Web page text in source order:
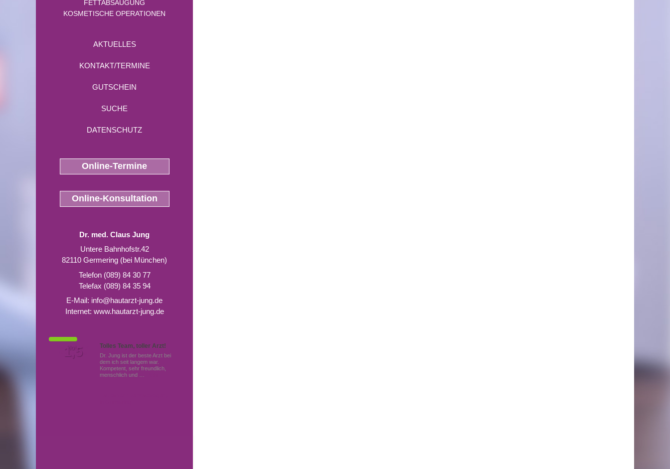
FETTABSAUGUNG
KOSMETISCHE OPERATIONEN
AKTUELLES
KONTAKT/TERMINE
GUTSCHEIN
SUCHE
DATENSCHUTZ
Online-Termine
Online-Konsultation
Dr. med. Claus Jung
Untere Bahnhofstr.42
82110 Germering (bei München)
Telefon (089) 84 30 77
Telefax (089) 84 35 94
E-Mail: info@hautarzt-jung.de
Internet: www.hautarzt-jung.de
Tolles Team, toller Arzt!
Dr. Jung ist der beste Arzt bei
dem ich seit langem war.
Kompetent, sehr freundlich,
menschlich und …
Von Patienten
bewertet mit
Note
1,5